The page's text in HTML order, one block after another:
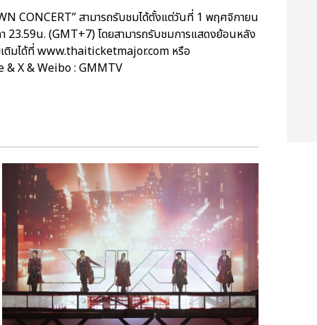
CONCERT” สามารถรับชมได้ตั้งแต่วันที่ 1 พฤศจิกายน
23.59น. (GMT+7) โดยสามารถรับชมการแสดงย้อนหลัง
เติมได้ที่ www.thaiticketmajor.com หรือ
X & Weibo : GMMTV